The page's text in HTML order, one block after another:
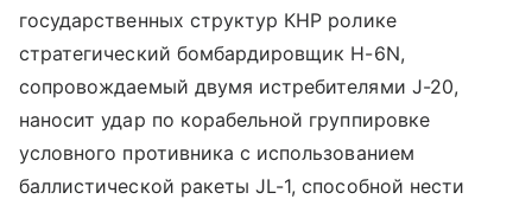
государственных структур КНР ролике
стратегический бомбардировщик H-6N,
сопровождаемый двумя истребителями J-20,
наносит удар по корабельной группировке
условного противника с использованием
баллистической ракеты JL-1, способной нести